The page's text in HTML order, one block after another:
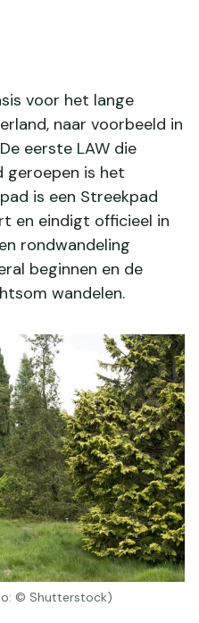
voor het lange
naar voorbeeld in
eerste LAW die
geroepen is het
is een Streekpad
en eindigt officieel in
rondwandeling
beginnen en de
wandelen.
© Shutterstock)